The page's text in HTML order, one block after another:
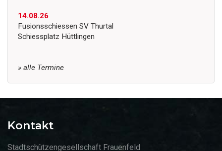
14.08.26
Fusionsschiessen SV Thurtal
Schiessplatz Hüttlingen
» alle Termine
Kontakt
Stadtschützengesellschaft Frauenfeld